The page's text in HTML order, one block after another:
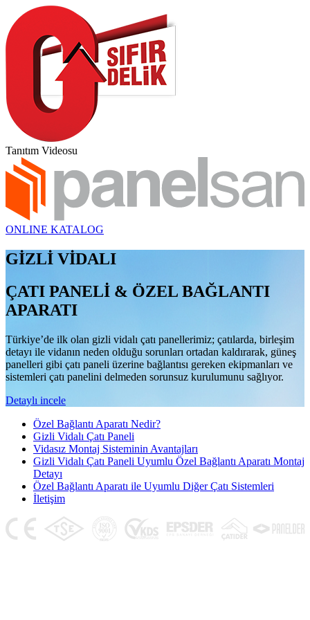
Tanıtım Videosu
ONLINE KATALOG
GİZLİ VİDALI
ÇATI PANELİ & ÖZEL BAĞLANTI
APARATI
Türkiye’de ilk olan gizli vidalı çatı panellerimiz; çatılarda, birleşim
detayı ile vidanın neden olduğu sorunları ortadan kaldırarak, güneş
panelleri gibi çatı paneli üzerine bağlantısı gereken ekipmanları ve
sistemleri çatı panelini delmeden sorunsuz kurulumunu sağlıyor.
Detaylı incele
Özel Bağlantı Aparatı Nedir?
Gizli Vidalı Çatı Paneli
Vidasız Montaj Sisteminin Avantajları
Gizli Vidalı Çatı Paneli Uyumlu Özel Bağlantı Aparatı Montaj
Detayı
Özel Bağlantı Aparatı ile Uyumlu Diğer Çatı Sistemleri
İletişim